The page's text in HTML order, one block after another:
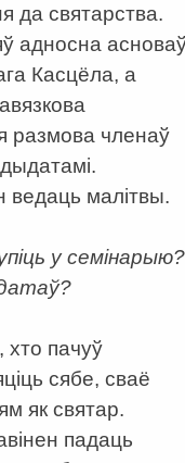
да святарства.
адносна
Касцёла, а
размова членаў
ведаць малітвы.
у семінарыю?
хто пачуў
сябе, сваё
як святар.
падаць